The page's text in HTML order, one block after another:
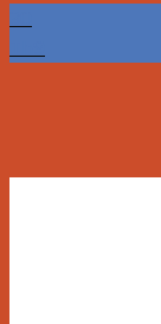
30
Th9